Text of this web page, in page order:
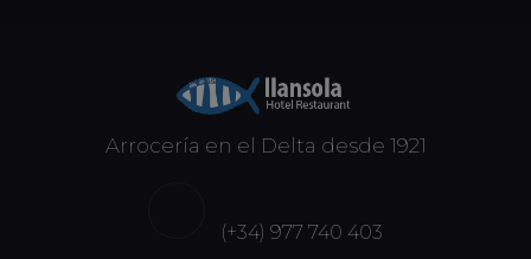
Arrocería en el Delta desde 1921
(+34) 977 740 403